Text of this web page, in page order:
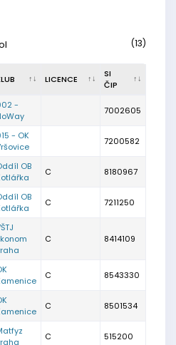
(13)
LICENCE
SI
ČIP
-
7002605
- OK
7200582
OB
C 8180967
OB
C 7211250
C 8414109
C 8543330
C 8501534
C 515200